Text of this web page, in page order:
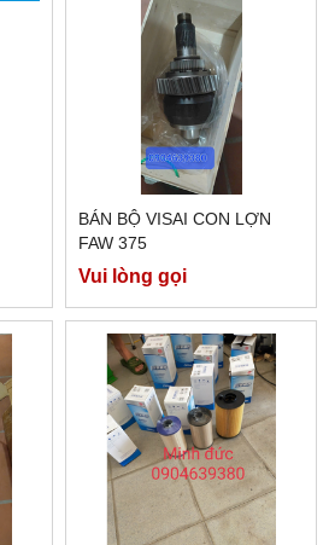
BÁN BỘ VISAI CON LỢN
FAW 375
Vui lòng gọi